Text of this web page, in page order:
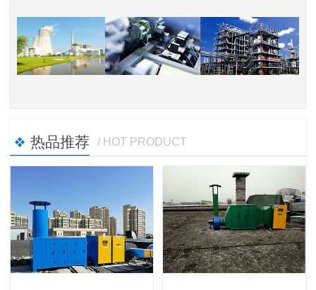
热品推荐 / HOT PRODUCT